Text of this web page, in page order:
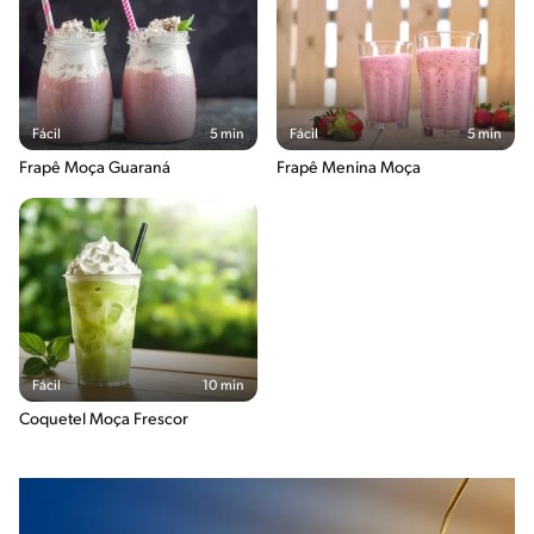
Fácil 5 min
Frapê Moça Guaraná
Fácil 5 min
Frapê Menina Moça
Fácil 10 min
Coquetel Moça Frescor